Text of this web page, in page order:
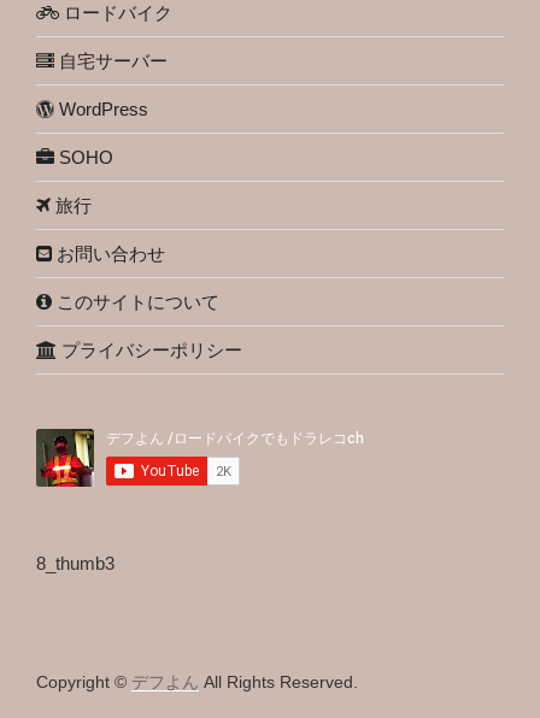
ロードバイク
自宅サーバー
WordPress
SOHO
旅行
お問い合わせ
このサイトについて
プライバシーポリシー
8_thumb3
Copyright © デフよん All Rights Reserved.